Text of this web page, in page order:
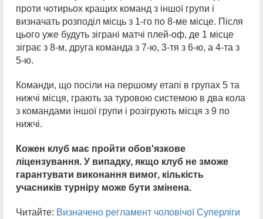
проти чотирьох кращих команд з іншої групи і
визначать розподіл місць з 1-го по 8-ме місце. Після
цього уже будуть зіграні матчі плей-оф, де 1 місце
зіграє з 8-м, друга команда з 7-ю, 3-тя з 6-ю, а 4-та з
5-ю.
Команди, що посіли на першому етапі в групах 5 та
нижчі місця, грають за туровою системою в два кола
з командами іншої групи і розігрують місця з 9 по
нижчі.
Кожен клуб має пройти обов'язкове
ліцензування. У випадку, якщо клуб не зможе
гарантувати виконання вимог, кількість
учасників турніру може бути змінена.
Читайте: Визначено регламент чоловічої Суперліги